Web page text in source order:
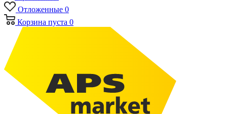
Отложенные 0
Корзина пуста 0